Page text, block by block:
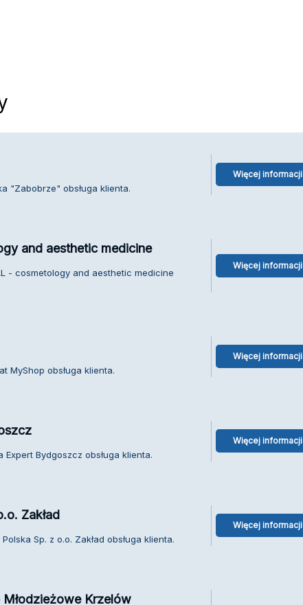
"Zabobrze" obsługa klienta.
Więcej informacji
and aesthetic medicine
- cosmetology and aesthetic medicine
Więcej informacji
MyShop obsługa klienta.
Więcej informacji
Bydgoszcz obsługa klienta.
Więcej informacji
Zakład
Sp. z o.o. Zakład obsługa klienta.
Więcej informacji
Krzelów